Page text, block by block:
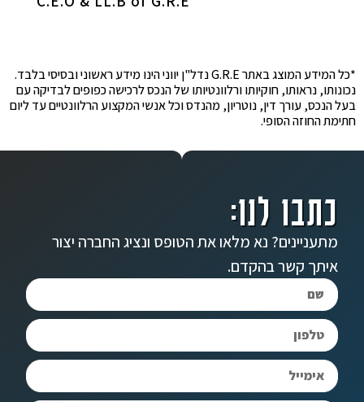
*כל המידע המוצג באתר G.R.E נדל"ן יווני הינו מידע ראשוני ובסיסי בלבד.
נכונותו, נראותו, חוקיותו ורלוונטיותו של הנכס לרכישה כפופים לבדיקה עם
בעל הנכס, עורך דין, נוטריון, מהנדס וכל אנשי המקצוע הרלוונטיים עד ליום
חתימת החוזה הסופי.
כתבו לנו:
מתעניינים? נא מלאו את הטופס ונציג החברה יצור
איתך קשר בהקדם.